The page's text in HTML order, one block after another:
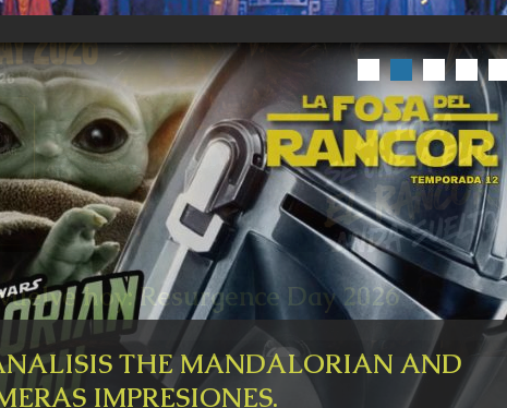
hoy: Resurgence Day 2026